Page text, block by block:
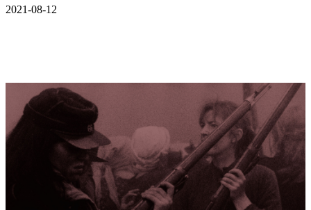
2021-08-12